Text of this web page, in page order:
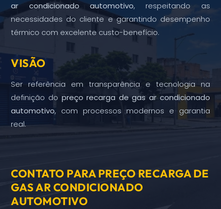
ar condicionado automotivo, respeitando as
necessidades do cliente e garantindo desempenho
térmico com excelente custo-benefício.
VISÃO
Ser referência em transparência e tecnologia na
definição do preço recarga de gas ar condicionado
automotivo, com processos modernos e garantia
real.
CONTATO PARA PREÇO RECARGA DE
GAS AR CONDICIONADO
AUTOMOTIVO